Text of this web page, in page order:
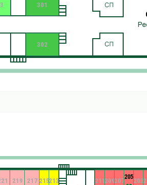
301
302
203
205
207
209
211
213
215
217
219